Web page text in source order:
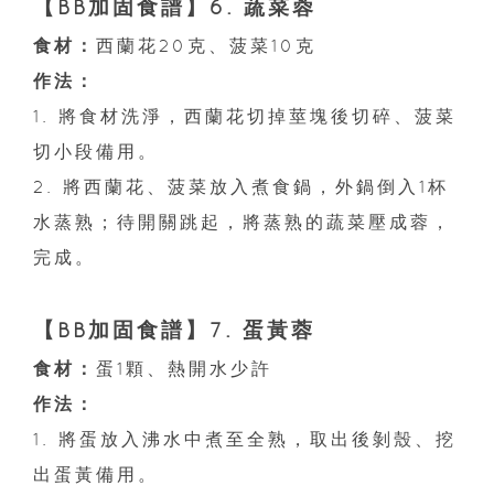
【BB加固食譜】6. 蔬菜蓉
食材： 西蘭花20克、菠菜10克
作法：
1. 將食材洗淨，西蘭花切掉莖塊後切碎、菠菜
切小段備用。
2. 將西蘭花、菠菜放入煮食鍋，外鍋倒入1杯
水蒸熟；待開關跳起，將蒸熟的蔬菜壓成蓉，
完成。
【BB加固食譜】7. 蛋黃蓉
食材： 蛋1顆、熱開水少許
作法：
1. 將蛋放入沸水中煮至全熟，取出後剝殼、挖
出蛋黃備用。